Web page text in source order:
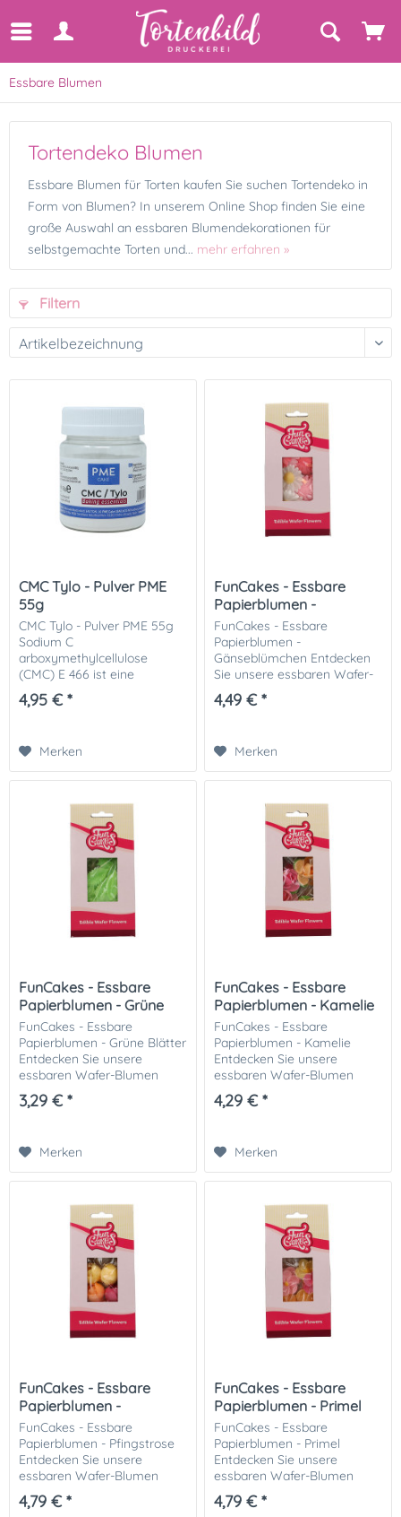
Essbare Blumen
Tortendeko Blumen
Essbare Blumen für Torten kaufen Sie suchen Tortendeko in
Form von Blumen? In unserem Online Shop finden Sie eine
große Auswahl an essbaren Blumendekorationen für
selbstgemachte Torten und... mehr erfahren »
Filtern
CMC Tylo - Pulver PME
55g
CMC Tylo - Pulver PME 55g
Sodium C
arboxymethylcellulose
(CMC) E 466 ist eine
modifizierte Pflanzen
Cellulose. CMC wird
Blumen/ Flower Pasten
Rezepten...
4,95 € *
Merken
FunCakes - Essbare
Papierblumen -
Gänseblümchen
FunCakes - Essbare
Papierblumen -
Gänseblümchen Entdecken
Sie unsere essbaren Wafer-
Blumen Gänseblümchen!
Diese zarten und
Torten, Cupcakes und
Desserts...
4,49 € *
Merken
FunCakes - Essbare
Papierblumen - Grüne
Blätter
FunCakes - Essbare
Papierblumen - Grüne Blätter
Entdecken Sie unsere
essbaren Wafer-Blumen
Grüne Blätter! Diese zarten
und wunderschönen
Desserts...
3,29 € *
Merken
FunCakes - Essbare
Papierblumen - Kamelie
FunCakes - Essbare
Papierblumen - Kamelie
Entdecken Sie unsere
essbaren Wafer-Blumen
Kamelien! Diese zarten und
wunderschönen
Desserts eine...
4,29 € *
Merken
FunCakes - Essbare
Papierblumen -
Pfingstrose
FunCakes - Essbare
Papierblumen - Pfingstrose
Entdecken Sie unsere
essbaren Wafer-Blumen
Pfingstrose ! Diese zarten
und wunderschönen
4,79 € *
FunCakes - Essbare
Papierblumen - Primel
FunCakes - Essbare
Papierblumen - Primel
Entdecken Sie unsere
essbaren Wafer-Blumen
Primeln! Diese zarten und
wunderschönen
4,79 € *